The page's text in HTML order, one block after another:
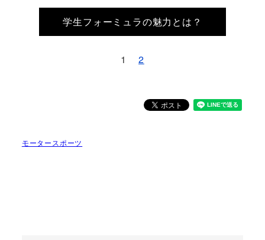
学生フォーミュラの魅力とは？
1 2
モータースポーツ